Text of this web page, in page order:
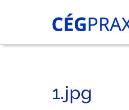
1.jpg